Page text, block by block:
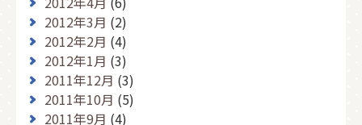
2012年3月 (2)
2012年2月 (4)
2012年1月 (3)
2011年12月 (3)
2011年10月 (5)
2011年9月 (4)